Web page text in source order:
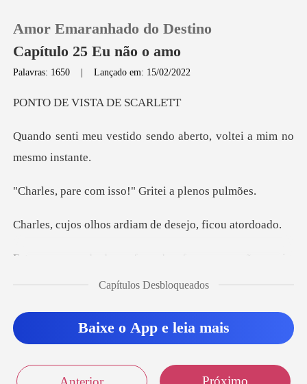
Loja
Sair
Amor Emaranhado do Destino
Capítulo 25 Eu não o amo
Palavras: 1650 |Lançado em: 15/02/2022
VISTA D
o sendo aberto, voltei
m isso!" Gritei a
os ardiam de desej
Charles
Capítulos Desbloqueados
Baixe o App e leia mais
Próximo